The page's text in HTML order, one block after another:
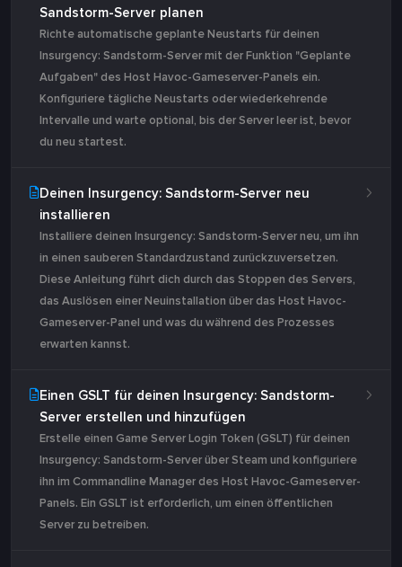
Sandstorm-Server planen
Richte automatische geplante Neustarts für deinen
Insurgency: Sandstorm-Server mit der Funktion "Geplante
Aufgaben" des Host Havoc-Gameserver-Panels ein.
Konfiguriere tägliche Neustarts oder wiederkehrende
Intervalle und warte optional, bis der Server leer ist, bevor
du neu startest.
Deinen Insurgency: Sandstorm-Server neu
installieren
Installiere deinen Insurgency: Sandstorm-Server neu, um ihn
in einen sauberen Standardzustand zurückzuversetzen.
Diese Anleitung führt dich durch das Stoppen des Servers,
das Auslösen einer Neuinstallation über das Host Havoc-
Gameserver-Panel und was du während des Prozesses
erwarten kannst.
Einen GSLT für deinen Insurgency: Sandstorm-
Server erstellen und hinzufügen
Erstelle einen Game Server Login Token (GSLT) für deinen
Insurgency: Sandstorm-Server über Steam und konfiguriere
ihn im Commandline Manager des Host Havoc-Gameserver-
Panels. Ein GSLT ist erforderlich, um einen öffentlichen
Server zu betreiben.